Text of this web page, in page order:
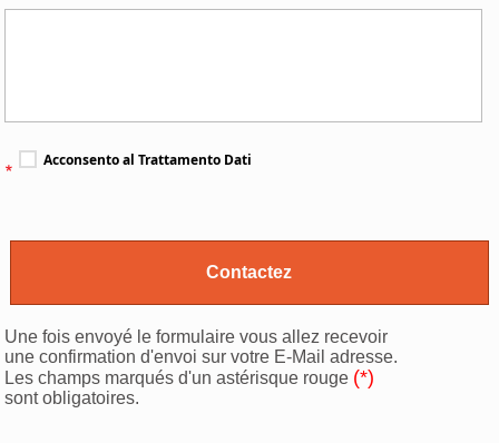
Acconsento al Trattamento Dati
Une fois envoyé le formulaire vous allez recevoir
une confirmation d'envoi sur votre E-Mail adresse.
Les champs marqués d'un astérisque rouge (*)
sont obligatoires.